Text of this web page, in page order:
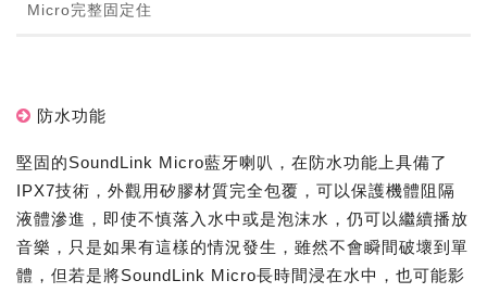
Micro完整固定住
防水功能
堅固的SoundLink Micro藍牙喇叭，在防水功能上具備了
IPX7技術，外觀用矽膠材質完全包覆，可以保護機體阻隔
液體滲進，即使不慎落入水中或是泡沫水，仍可以繼續播放
音樂，只是如果有這樣的情況發生，雖然不會瞬間破壞到單
體，但若是將SoundLink Micro長時間浸在水中，也可能影